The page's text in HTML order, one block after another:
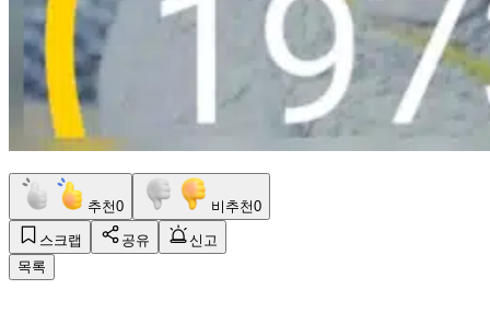
추천0 비추천0
스크랩 공유
신고
목록